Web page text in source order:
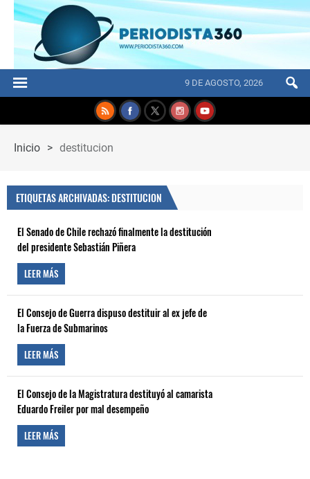
9 DE AGOSTO, 2026
Inicio > destitucion
ETIQUETAS ARCHIVADAS: DESTITUCION
El Senado de Chile rechazó finalmente la destitución
del presidente Sebastián Piñera
LEER MÁS
El Consejo de Guerra dispuso destituir al ex jefe de
la Fuerza de Submarinos
LEER MÁS
El Consejo de la Magistratura destituyó al camarista
Eduardo Freiler por mal desempeño
LEER MÁS